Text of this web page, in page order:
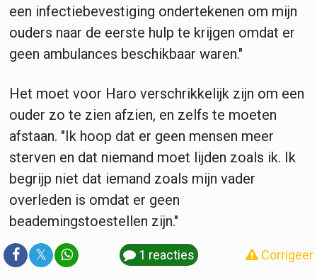
een infectiebevestiging ondertekenen om mijn
ouders naar de eerste hulp te krijgen omdat er
geen ambulances beschikbaar waren."
Het moet voor Haro verschrikkelijk zijn om een
ouder zo te zien afzien, en zelfs te moeten
afstaan. "Ik hoop dat er geen mensen meer
sterven en dat niemand moet lijden zoals ik. Ik
begrijp niet dat iemand zoals mijn vader
overleden is omdat er geen
beademingstoestellen zijn."
𝕏 1 reacties Corrigeer